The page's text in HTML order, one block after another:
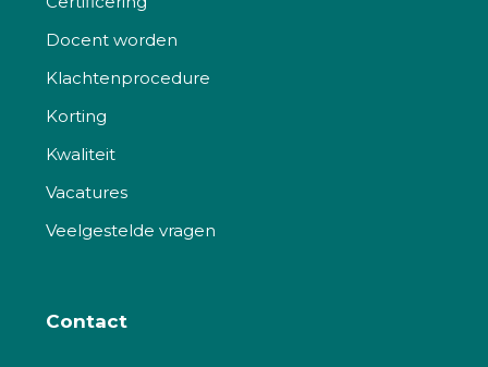
Docent worden
Klachtenprocedure
Korting
Kwaliteit
Vacatures
Veelgestelde vragen
Contact